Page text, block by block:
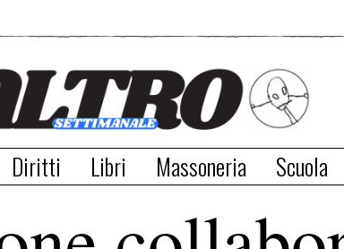
Diritti Libri Massoneria Scuola